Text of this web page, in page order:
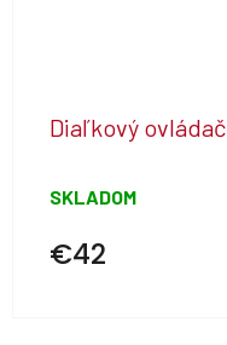
Diaľkový ovládač
SKLADOM
€42